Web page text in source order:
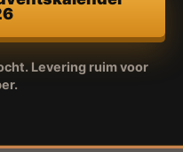
Levering ruim voor